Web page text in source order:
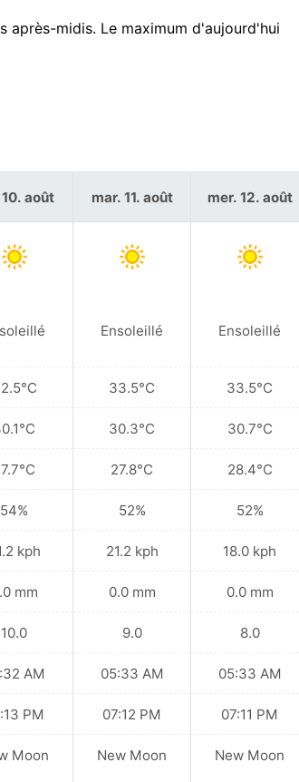
après-midis. Le maximum d'aujourd'hui
août
54%
kph
mm
10.0
AM
PM
Moon
mar. 11. août
Ensoleillé
33.5°C
30.3°C
27.8°C
52%
21.2 kph
0.0 mm
9.0
05:33 AM
07:12 PM
New Moon
mer. 12. août
Ensoleillé
33.5°C
30.7°C
28.4°C
52%
18.0 kph
0.0 mm
8.0
05:33 AM
07:11 PM
New Moon